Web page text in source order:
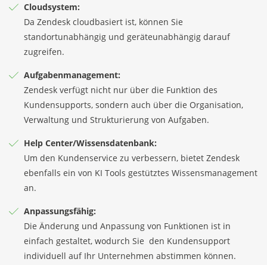
Cloudsystem:
Da Zendesk cloudbasiert ist, können Sie
standortunabhängig und geräteunabhängig darauf
zugreifen.
Aufgabenmanagement:
Zendesk verfügt nicht nur über die Funktion des
Kundensupports, sondern auch über die Organisation,
Verwaltung und Strukturierung von Aufgaben.
Help Center/Wissensdatenbank:
Um den Kundenservice zu verbessern, bietet Zendesk
ebenfalls ein von KI Tools gestütztes Wissensmanagement
an.
Anpassungsfähig:
Die Änderung und Anpassung von Funktionen ist in
einfach gestaltet, wodurch Sie den Kundensupport
individuell auf Ihr Unternehmen abstimmen können.